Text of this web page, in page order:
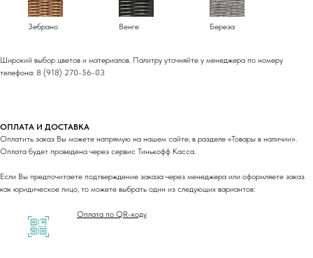
Зебрано Венге Береза
Широкий выбор цветов и материалов. Палитру уточняйте у менеджера по номеру
телефона: 8 (918) 270-56-03
ОПЛАТА И ДОСТАВКА
Оплатить заказ Вы можете напрямую на нашем сайте, в разделе «Товары в наличии».
Оплата будет проведена через сервис Тинькофф Касса.
Если Вы предпочитаете подтверждение заказа через менеджера или оформляете заказ
как юридическое лицо, то можете выбрать один из следующих вариантов:
Оплата по QR-коду